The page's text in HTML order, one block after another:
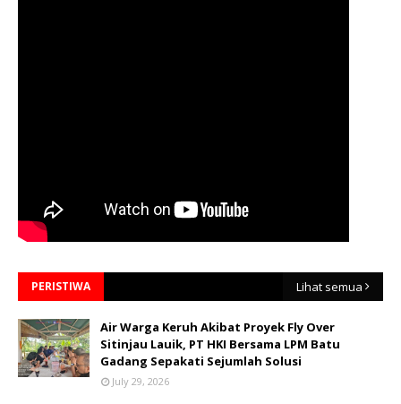
PERISTIWA Lihat semua
Air Warga Keruh Akibat Proyek Fly Over
Sitinjau Lauik, PT HKI Bersama LPM Batu
Gadang Sepakati Sejumlah Solusi
July 29, 2026